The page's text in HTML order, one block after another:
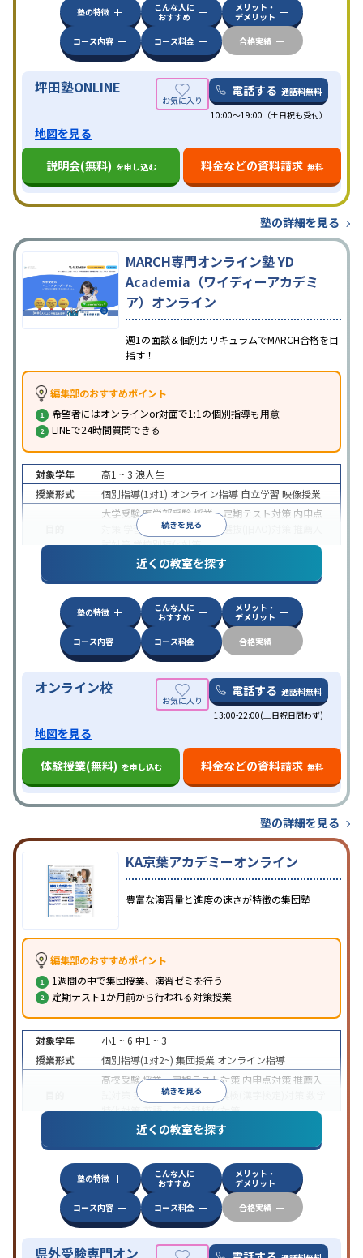
特徴
中高一貫校生に対応授業の振替可能 不登校生に対
学習にPC・タブレットを利用オンライン対応
科目から受講可能季節講習のみの受講可発達障害
の子どもに対応
塾の特徴
こんな人に
おすすめ
メリット・
デメリット
コース内容
コース料金 合格実績
坪田塾ONLINE 電話する 通話料無料
10:00～19:00（土日祝も受付）
地図を見る
説明会(無料) を申し込む 料金などの資料請求 無料
塾の詳細を見る
MARCH専門オンライン塾 YD
Academia（ワイディーアカデミ
ア）オンライン
週1の面談＆個別カリキュラムでMARCH合格を目
指す！
編集部のおすすめポイント
希望者にはオンラインor対面で1:1の個別指導も用意
LINEで24時間質問できる
続きを見る
対象学年 高1 ~ 3 浪人生
授業形式
個別指導(1対1) オンライン指導 自立学習 映像授業
大学受験医学部受験授業・定期テスト対策 内申点
学習習慣の定着 総合型選抜(旧AO)対策
試対策学校別特化対策
特徴
中高一貫校生に対応授業の振替可能
学習にPC・タブレットを利用オンライン対応1
科目から受講可能
近くの教室を探す
塾の特徴
こんな人に
おすすめ
メリット・
デメリット
コース内容
コース料金 合格実績
オンライン校 電話する 通話料無料
13:00-22:00(土日祝日問わず)
地図を見る
体験授業(無料) を申し込む 料金などの資料請求 無料
塾の詳細を見る
KA京葉アカデミーオンライン
豊富な演習量と進度の速さが特徴の集団塾
編集部のおすすめポイント
1週間の中で集団授業、演習ゼミを行う
定期テスト1か月前から行われる対策授業
続きを見る
対象学年 小1 ~ 6 中1 ~ 3
授業形式
個別指導(1対2~) 集団授業 オンライン指導
高校受験授業・定期テスト対策 内申点対策推薦入
英検(英語検定)対策 漢検(漢字検定)対策
特化対策英語・英会話特化対策
オンライン対応
近くの教室を探す
塾の特徴
こんな人に
おすすめ
メリット・
デメリット
コース内容
コース料金 合格実績
県外受験専門オン